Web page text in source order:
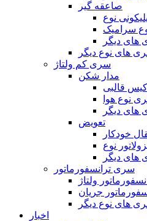
صاعقه گیر
نوع
سرامیک
های دیگر
های نوع دیگر
سری کم ولتاژ
مدار شکن
قالبی
نوع هوا
های دیگر
تعویض
خودکار
نوع
های دیگر
سری ترانسفورماتور
ولتاژ
جریان
های نوع دیگر
اخبار